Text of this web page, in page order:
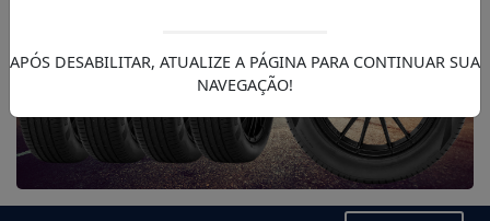
APÓS DESABILITAR, ATUALIZE A PÁGINA PARA CONTINUAR SUA
NAVEGAÇÃO!